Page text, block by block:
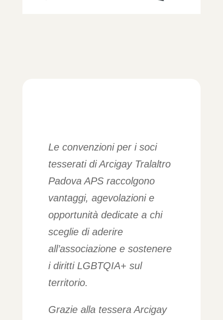
Le convenzioni per i soci
tesserati di Arcigay Tralaltro
Padova APS raccolgono
vantaggi, agevolazioni e
opportunità dedicate a chi
sceglie di aderire
all’associazione e sostenere
i diritti LGBTQIA+ sul
territorio.
Grazie alla tessera Arcigay